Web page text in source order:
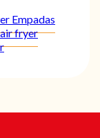
Empadas
fryer